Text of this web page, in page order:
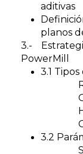
aditivas
planos
3.-
PowerMill
3.1
3.2